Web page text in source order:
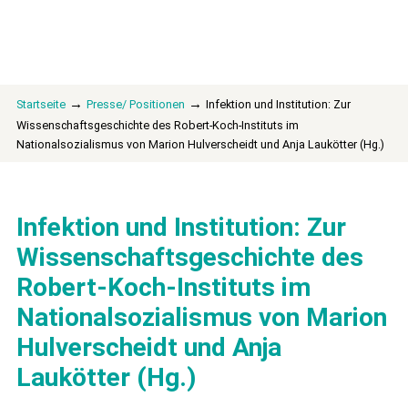
Startseite → Presse/ Positionen → Infektion und Institution: Zur
Wissenschaftsgeschichte des Robert-Koch-Instituts im
Nationalsozialismus von Marion Hulverscheidt und Anja Laukötter (Hg.)
Infektion und Institution: Zur
Wissenschaftsgeschichte des
Robert-Koch-Instituts im
Nationalsozialismus von Marion
Hulverscheidt und Anja
Laukötter (Hg.)